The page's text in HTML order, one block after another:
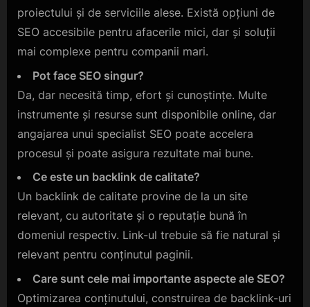
proiectului și de serviciile alese. Există opțiuni de
SEO accesibile pentru afacerile mici, dar și soluții
mai complexe pentru companii mari.
Pot face SEO singur?
Da, dar necesită timp, efort și cunoștințe. Multe
instrumente și resurse sunt disponibile online, dar
angajarea unui specialist SEO poate accelera
procesul și poate asigura rezultate mai bune.
Ce este un backlink de calitate?
Un backlink de calitate provine de la un site
relevant, cu autoritate și o reputație bună în
domeniul respectiv. Link-ul trebuie să fie natural și
relevant pentru conținutul paginii.
Care sunt cele mai importante aspecte ale SEO?
Optimizarea conținutului, construirea de backlink-uri